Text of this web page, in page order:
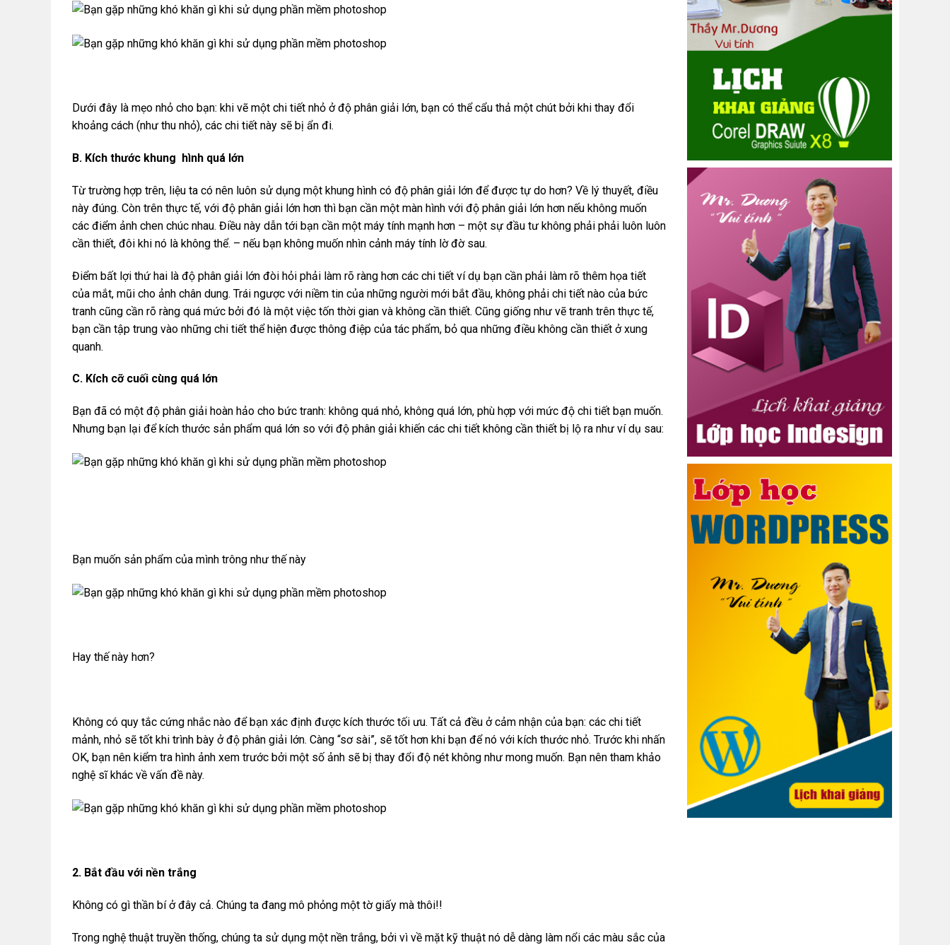
Dưới đây là mẹo nhỏ cho bạn: khi vẽ một chi tiết nhỏ ở độ phân giải lớn, bạn có thể cẩu thả một chút bởi khi thay đổi
khoảng cách (như thu nhỏ), các chi tiết này sẽ bị ẩn đi.
B. Kích thước khung hình quá lớn
Từ trường hợp trên, liệu ta có nên luôn sử dụng một khung hình có độ phân giải lớn để được tự do hơn? Về lý thuyết, điều
này đúng. Còn trên thực tế, với độ phân giải lớn hơn thì bạn cần một màn hình với độ phân giải lớn hơn nếu không muốn
các điểm ảnh chen chúc nhau. Điều này dẫn tới bạn cần một máy tính mạnh hơn – một sự đầu tư không phải phải luôn luôn
cần thiết, đôi khi nó là không thể. – nếu bạn không muốn nhìn cảnh máy tính lờ đờ sau.
Điểm bất lợi thứ hai là độ phân giải lớn đòi hỏi phải làm rõ ràng hơn các chi tiết ví dụ bạn cần phải làm rõ thêm họa tiết
của mắt, mũi cho ảnh chân dung. Trái ngược với niềm tin của những người mới bắt đầu, không phải chi tiết nào của bức
tranh cũng cần rõ ràng quá mức bởi đó là một việc tốn thời gian và không cần thiết. Cũng giống như vẽ tranh trên thực tế,
bạn cần tập trung vào những chi tiết thể hiện được thông điệp của tác phẩm, bỏ qua những điều không cần thiết ở xung
quanh.
C. Kích cỡ cuối cùng quá lớn
Bạn đã có một độ phân giải hoàn hảo cho bức tranh: không quá nhỏ, không quá lớn, phù hợp với mức độ chi tiết bạn muốn.
Nhưng bạn lại để kích thước sản phẩm quá lớn so với độ phân giải khiến các chi tiết không cần thiết bị lộ ra như ví dụ sau:
Bạn muốn sản phẩm của mình trông như thế này
Hay thế này hơn?
Không có quy tắc cứng nhắc nào để bạn xác định được kích thước tối ưu. Tất cả đều ở cảm nhận của bạn: các chi tiết
mảnh, nhỏ sẽ tốt khi trình bày ở độ phân giải lớn. Càng “sơ sài”, sẽ tốt hơn khi bạn để nó với kích thước nhỏ. Trước khi nhấn
OK, bạn nên kiểm tra hình ảnh xem trước bởi một số ảnh sẽ bị thay đổi độ nét không như mong muốn. Bạn nên tham khảo
nghệ sĩ khác về vấn đề này.
2. Bắt đầu với nền trắng
Không có gì thần bí ở đây cả. Chúng ta đang mô phỏng một tờ giấy mà thôi!!
Trong nghệ thuật truyền thống, chúng ta sử dụng một nền trắng, bởi vì về mặt kỹ thuật nó dễ dàng làm nổi các màu sắc của